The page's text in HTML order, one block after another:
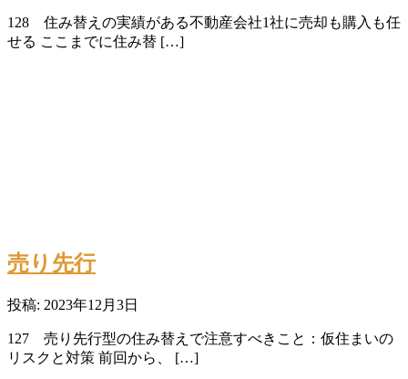
128 住み替えの実績がある不動産会社1社に売却も購入も任
せる ここまでに住み替 […]
売り先行
投稿: 2023年12月3日
127 売り先行型の住み替えで注意すべきこと：仮住まいの
リスクと対策 前回から、 […]